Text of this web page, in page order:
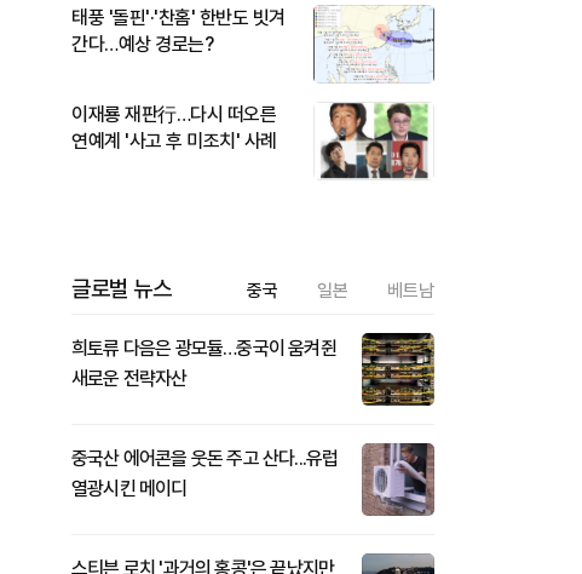
태풍 '돌핀'·'찬홈' 한반도 빗겨
간다…예상 경로는?
이재룡 재판行…다시 떠오른
연예계 '사고 후 미조치' 사례
글로벌 뉴스 중국 일본 베트남
희토류 다음은 광모듈…중국이 움켜쥔
새로운 전략자산
중국산 에어콘을 웃돈 주고 산다...유럽
열광시킨 메이디
스티븐 로치 '과거의 홍콩'은 끝났지만